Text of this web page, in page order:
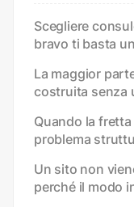
Scegliere
bravo ti basta
La maggior
costruita senza
Quando la
problema
Un sito non
perché il modo